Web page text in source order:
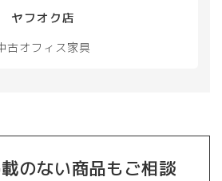
ヤフオク店
古オフィス家具
のない商品もご相談